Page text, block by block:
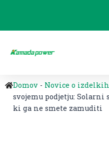
Domov - Novice o izdelkih
svojemu podjetju: Solarni
ki ga ne smete zamuditi